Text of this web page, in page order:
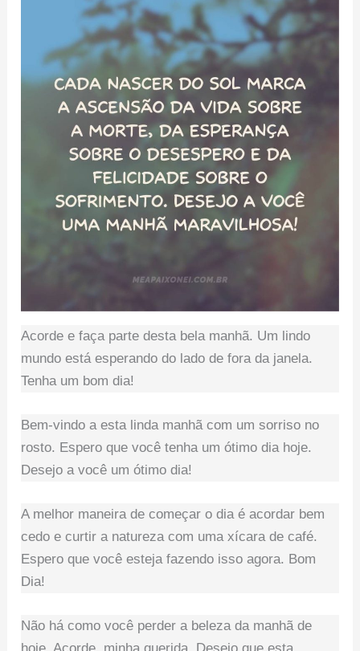
Acorde e faça parte desta bela manhã. Um lindo
mundo está esperando do lado de fora da janela.
Tenha um bom dia!
Bem-vindo a esta linda manhã com um sorriso no
rosto. Espero que você tenha um ótimo dia hoje.
Desejo a você um ótimo dia!
A melhor maneira de começar o dia é acordar bem
cedo e curtir a natureza com uma xícara de café.
Espero que você esteja fazendo isso agora. Bom
Dia!
Não há como você perder a beleza da manhã de